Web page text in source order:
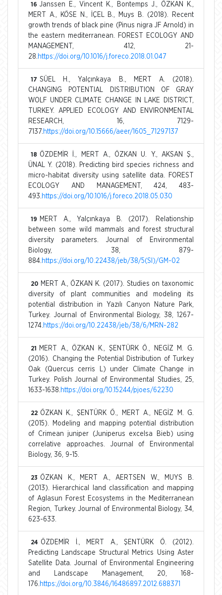
16 Janssen E., Vincent K., Bontemps J., ÖZKAN K.,
MERT A., KÖSE N., İÇEL B., Muys B. (2018). Recent
growth trends of black pine (Pinus nigra JF Arnold) in
the eastern mediterranean. FOREST ECOLOGY AND
MANAGEMENT, 412, 21-
28. https://doi.org/10.1016/j.foreco.2018.01.047
17 SÜEL H., Yalçınkaya B., MERT A. (2018).
CHANGING POTENTIAL DISTRIBUTION OF GRAY
WOLF UNDER CLIMATE CHANGE IN LAKE DISTRICT,
TURKEY. APPLIED ECOLOGY AND ENVIRONMENTAL
RESEARCH, 16, 7129-
7137. https://doi.org/10.15666/aeer/1605_71297137
18 ÖZDEMİR İ., MERT A., ÖZKAN U. Y., AKSAN Ş.,
ÜNAL Y. (2018). Predicting bird species richness and
micro-habitat diversity using satellite data. FOREST
ECOLOGY AND MANAGEMENT, 424, 483-
493. https://doi.org/10.1016/j.foreco.2018.05.030
19
MERT A., Yalçınkaya B. (2017). Relationship
between some wild mammals and forest structural
diversity parameters. Journal of Environmental
Biology, 38, 879-
884. https://doi.org/10.22438/jeb/38/5(SI)/GM-02
20 MERT A., ÖZKAN K. (2017). Studies on taxonomic
diversity of plant communities and modeling its
potential distribution in Yazılı Canyon Nature Park,
Turkey. Journal of Environmental Biology, 38, 1267-
1274. https://doi.org/10.22438/jeb/38/6/MRN-282
21
MERT A., ÖZKAN K., ŞENTÜRK Ö., NEGİZ M. G.
(2016). Changing the Potential Distribution of Turkey
Oak (Quercus cerris L) under Climate Change in
Turkey. Polish Journal of Environmental Studies, 25,
1633-1638. https://doi.org/10.15244/pjoes/62230
22 ÖZKAN K., ŞENTÜRK Ö., MERT A., NEGİZ M. G.
(2015). Modeling and mapping potential distribution
of Crimean juniper (Juniperus excelsa Bieb) using
correlative approaches. Journal of Environmental
Biology, 36, 9-15.
23 ÖZKAN K., MERT A., AERTSEN W., MUYS B.
(2013). Hierarchical land classification and mapping
of Aglasun Forest Ecosystems in the Mediterranean
Region, Turkey. Journal of Environmental Biology, 34,
623-633.
24 ÖZDEMİR İ., MERT A., ŞENTÜRK Ö. (2012).
Predicting Landscape Structural Metrics Using Aster
Satellite Data. Journal of Environmental Engineering
and Landscape Management, 20, 168-
176. https://doi.org/10.3846/16486897.2012.688371